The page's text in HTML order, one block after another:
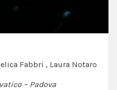
Fabbri , Laura Notaro
– Padova